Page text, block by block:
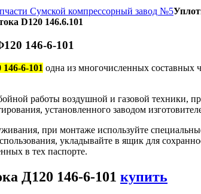
Сумской компрессорный завод №5
D120 146.6.101
146-6-101
6-101 одна из многочисленных составных
работы воздушной и газовой техники,
установленного заводом
при монтаже используйте
укладывайте в ящик для
в тех паспорте.
Д120 146-6-101 купить